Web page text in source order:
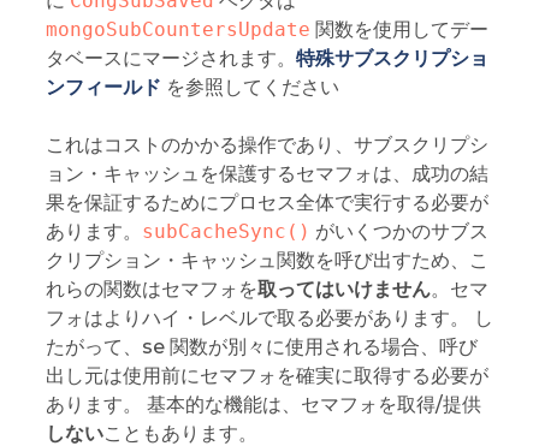
mongoSubCountersUpdate 関数を使用してデー
タベースにマージされます。 特殊サブスクリプショ
ンフィールド を参照してください
これはコストのかかる操作であり、サブスクリプシ
ョン・キャッシュを保護するセマフォは、成功の結
果を保証するためにプロセス全体で実行する必要が
あります。 subCacheSync() がいくつかのサブス
クリプション・キャッシュ関数を呼び出すため、こ
れらの関数はセマフォを取ってはいけません。セマ
フォはよりハイ・レベルで取る必要があります。 し
たがって、se 関数が別々に使用される場合、呼び
出し元は使用前にセマフォを確実に取得する必要が
あります。 基本的な機能は、セマフォを取得/提供
しないこともあります。